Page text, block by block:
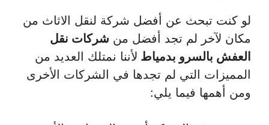
لو كنت تبحث عن أفضل شركة لنقل الاثاث من
مكان لآخر لم تجد أفضل من شركات نقل
العفش بالسرو بدمياط لأننا نمتلك العديد من
المميزات التي لم تجدها في الشركات الأخرى
ومن أهمها فيما يلي: